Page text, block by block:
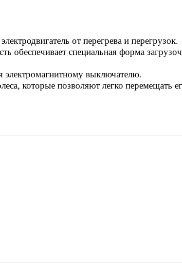
от перегрева и перегрузок.
обеспечивает специальная форма
электромагнитному выключателю.
которые позволяют легко перемещать